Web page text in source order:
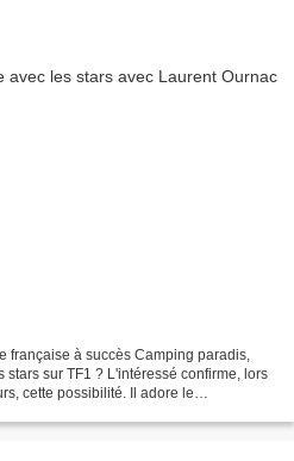
française à succès Camping paradis,
sur TF1 ? L'intéressé confirme, lors
cette possibilité. Il adore le